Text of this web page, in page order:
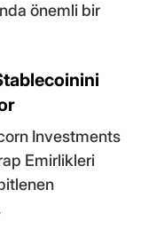
önemli bir
Investments
Emirlikleri